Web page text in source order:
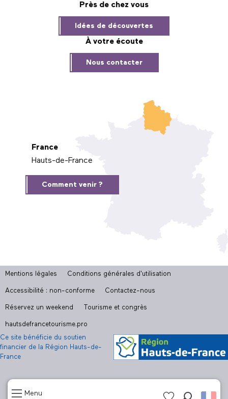
Menu
Près de chez vous
Idées de découvertes
À votre écoute
Nous contacter
France
Hauts-de-France
Comment venir ?
Mentions légales Conditions générales d'utilisation
Accessibilité : non-conforme Contactez-nous
Réservez un weekend Tourisme et congrès
hautsdefrancetourisme.pro
Ce site bénéficie du soutien
financier de la Région Hauts-de-
France